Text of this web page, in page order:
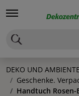
DEKO UND AMBIENTE
Geschenke.
Handtuch